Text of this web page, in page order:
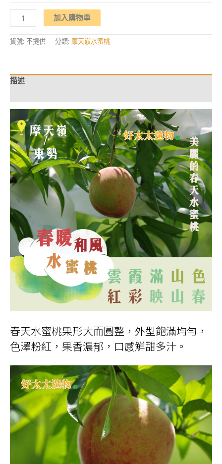
摩
嶺/
東
勢
春
水
蜜
量
加入購物車
貨號: 不提供 分類: 摩天嶺水蜜桃
描述
春天水蜜桃果形大而圓整，外型飽滿均勻，
色澤粉紅，果香濃郁，口感鮮甜多汁。